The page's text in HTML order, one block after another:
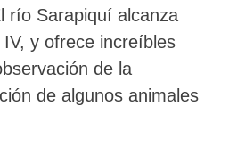
río Sarapiquí alcanza
y ofrece increíbles
de la
de algunos animales